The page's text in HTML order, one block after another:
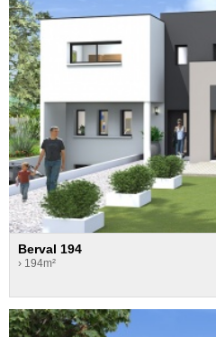
Berval 194
› 194m²